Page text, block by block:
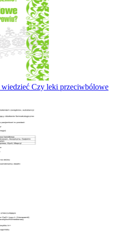
Czy leki przeciwbólowe